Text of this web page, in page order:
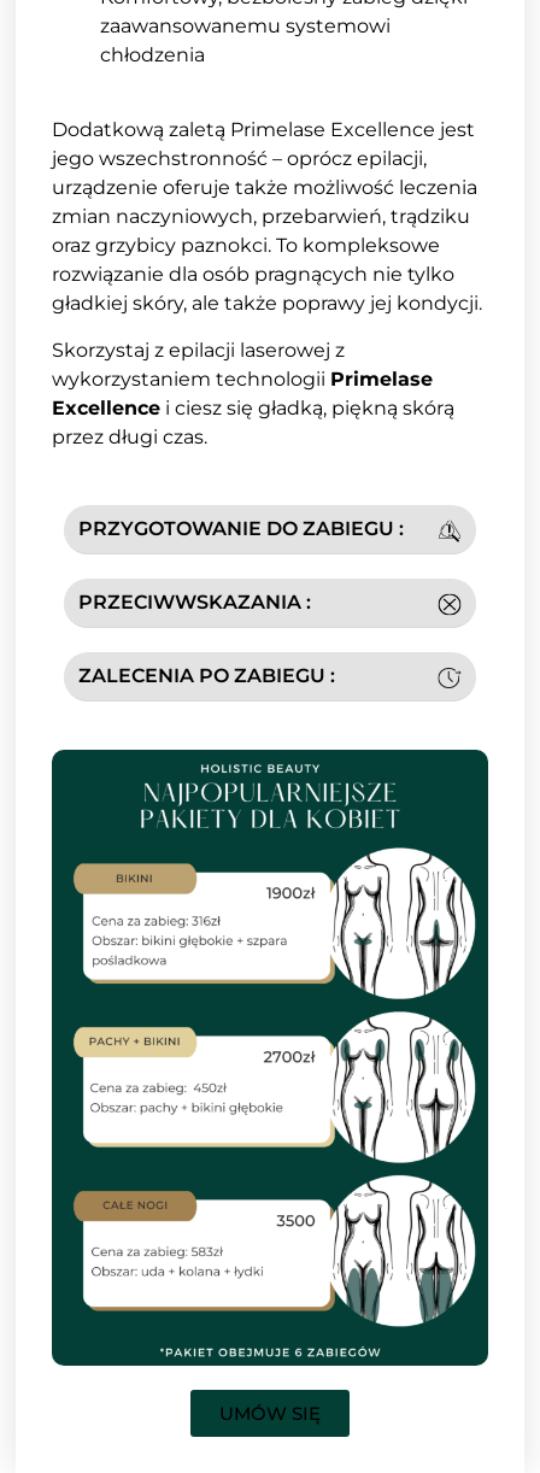
zaawansowanemu systemowi
chłodzenia
Dodatkową zaletą Primelase Excellence jest
jego wszechstronność – oprócz epilacji,
urządzenie oferuje także możliwość leczenia
zmian naczyniowych, przebarwień, trądziku
oraz grzybicy paznokci. To kompleksowe
rozwiązanie dla osób pragnących nie tylko
gładkiej skóry, ale także poprawy jej kondycji.
Skorzystaj z epilacji laserowej z
wykorzystaniem technologii Primelase
Excellence i ciesz się gładką, piękną skórą
przez długi czas.
PRZYGOTOWANIE DO ZABIEGU :
PRZECIWWSKAZANIA :
ZALECENIA PO ZABIEGU :
UMÓW SIĘ